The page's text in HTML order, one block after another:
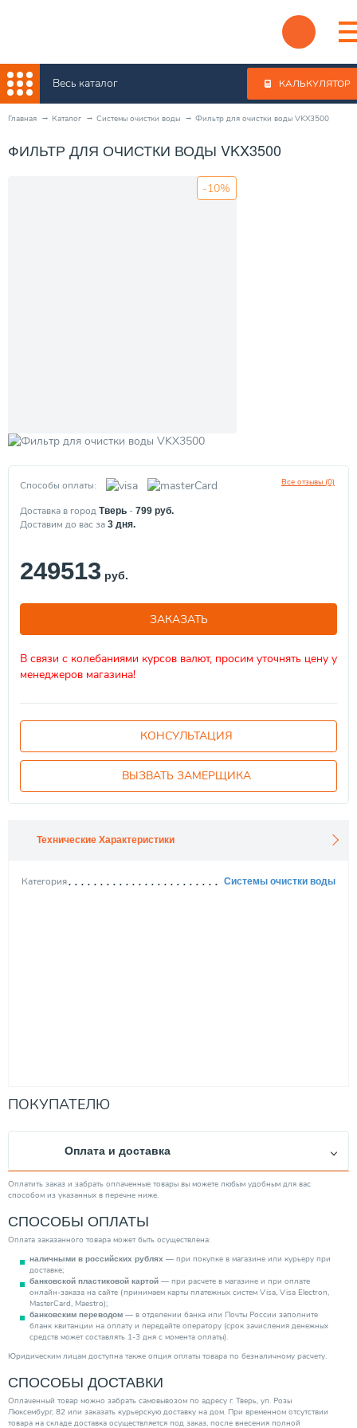
Весь каталог КАЛЬКУЛЯТОР
Главная Каталог Системы очистки воды Фильтр для очистки воды VKX3500
ФИЛЬТР ДЛЯ ОЧИСТКИ ВОДЫ VKX3500
-10%
Все отзывы (0)
Способы оплаты:
Доставка в город Тверь - 799 руб.
Доставим до вас за 3 дня.
249513 руб.
ЗАКАЗАТЬ
В связи с колебаниями курсов валют, просим уточнять цену у
менеджеров магазина!
КОНСУЛЬТАЦИЯ
ВЫЗВАТЬ ЗАМЕРЩИКА
Технические Характеристики
Категория Системы очистки воды
ПОКУПАТЕЛЮ
Оплата и доставка
Оплатить заказ и забрать оплаченные товары вы можете любым удобным для вас
способом из указанных в перечне ниже.
СПОСОБЫ ОПЛАТЫ
Оплата заказанного товара может быть осуществлена:
наличными в российских рублях — при покупке в магазине или курьеру при
доставке;
банковской пластиковой картой — при расчете в магазине и при оплате
онлайн-заказа на сайте (принимаем карты платежных систем Visa, Visa Electron,
MasterCard, Maestro);
банковским переводом — в отделении банка или Почты России заполните
бланк квитанции на оплату и передайте оператору (срок зачисления денежных
средств может составлять 1-3 дня с момента оплаты).
Юридическим лицам доступна также опция оплаты товара по безналичному расчету.
СПОСОБЫ ДОСТАВКИ
Оплаченный товар можно забрать самовывозом по адресу г. Тверь, ул. Розы
Люксембург, 82 или заказать курьерскую доставку на дом. При временном отсутствии
товара на складе доставка осуществляется под заказ, после внесения полной